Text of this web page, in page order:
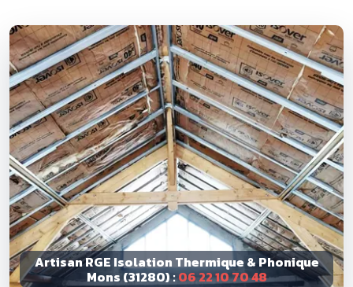
Artisan RGE Isolation Thermique & Phonique
Mons (31280) :06 22 10 70 48